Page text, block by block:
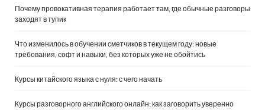
Почему провокативная терапия работает там, где обычные разговоры
заходят в тупик
Что изменилось в обучении сметчиков в текущем году: новые
требования, софт и навыки, без которых уже не обойтись
Курсы китайского языка с нуля: с чего начать
Курсы разговорного английского онлайн: как заговорить уверенно